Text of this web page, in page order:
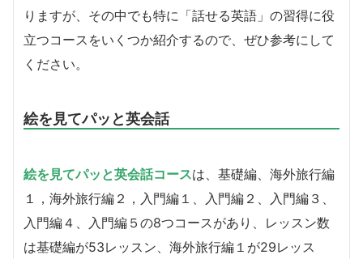
りますが、その中でも特に「話せる英語」の習得に役
立つコースをいくつか紹介するので、ぜひ参考にして
ください。
絵を見てパッと英会話
絵を見てパッと英会話コースは、基礎編、海外旅行編
１，海外旅行編２，入門編１、入門編２、入門編３、
入門編４、入門編５の8つコースがあり、レッスン数
は基礎編が53レッスン、海外旅行編１が29レッス